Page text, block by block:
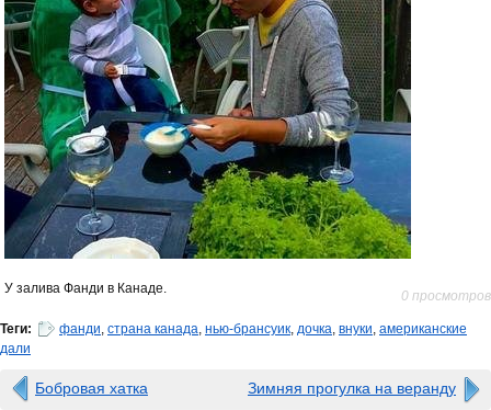
У залива Фанди в Канаде. 0 просмотров
Теги: фанди, страна канада, нью-брансуик, дочка, внуки, американские
дали
Бобровая хатка Зимняя прогулка на веранду